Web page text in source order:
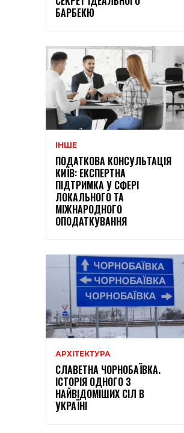
БАРБЕКЮ
ІНШЕ
ПОДАТКОВА КОНСУЛЬТАЦІЯ
КИЇВ: ЕКСПЕРТНА
ПІДТРИМКА У СФЕРІ
ЛОКАЛЬНОГО ТА
МІЖНАРОДНОГО
ОПОДАТКУВАННЯ
АРХІТЕКТУРА
СЛАВЕТНА ЧОРНОБАЇВКА.
ІСТОРІЯ ОДНОГО З
НАЙВІДОМІШИХ СІЛ В
УКРАЇНІ